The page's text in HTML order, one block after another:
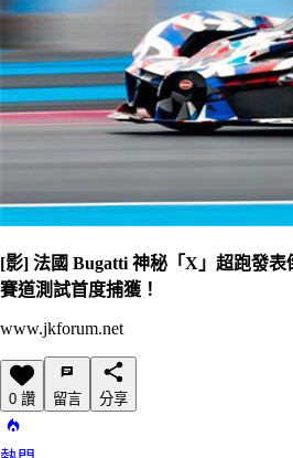
[影] 法國 Bugatti 神秘「X」超跑發表
賽道測試首度捕獲！
www.jkforum.net
0 讚 留言 分享